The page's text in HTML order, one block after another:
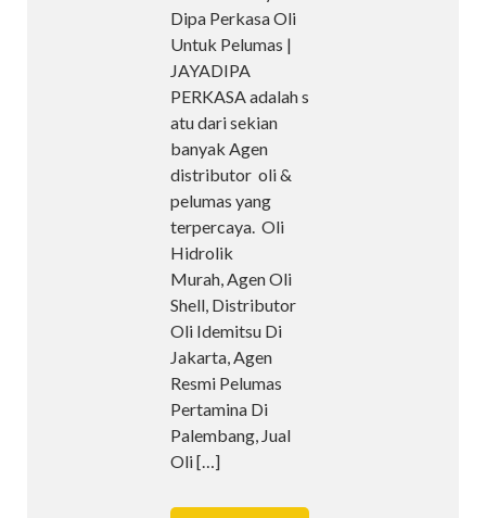
Dipa Perkasa Oli
Untuk Pelumas |
JAYADIPA
PERKASA adalah s
atu dari sekian
banyak Agen
distributor oli &
pelumas yang
terpercaya. Oli
Hidrolik
Murah, Agen Oli
Shell, Distributor
Oli Idemitsu Di
Jakarta, Agen
Resmi Pelumas
Pertamina Di
Palembang, Jual
Oli[…]